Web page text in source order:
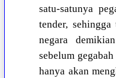
satu-satunya
tender,
negara
sebelum
hanya akan